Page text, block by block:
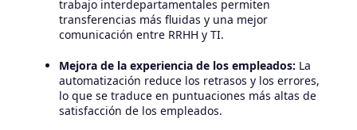
trabajo interdepartamentales permiten
transferencias más fluidas y una mejor
comunicación entre RRHH y TI.
Mejora de la experiencia de los empleados: La
automatización reduce los retrasos y los errores,
lo que se traduce en puntuaciones más altas de
satisfacción de los empleados.